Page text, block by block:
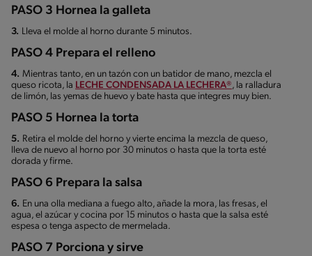
PASO 3 Hornea la galleta
3. Lleva el molde al horno durante 5 minutos.
PASO 4 Prepara el relleno
4. Mientras tanto, en un tazón con un batidor de mano, mezcla el
queso ricota, la LECHE CONDENSADA LA LECHERA®, la ralladura
de limón, las yemas de huevo y bate hasta que integres muy bien.
PASO 5 Hornea la torta
5. Retira el molde del horno y vierte encima la mezcla de queso,
lleva de nuevo al horno por 30 minutos o hasta que la torta esté
dorada y firme.
PASO 6 Prepara la salsa
6. En una olla mediana a fuego alto, añade la mora, las fresas, el
agua, el azúcar y cocina por 15 minutos o hasta que la salsa esté
espesa o tenga aspecto de mermelada.
PASO 7 Porciona y sirve